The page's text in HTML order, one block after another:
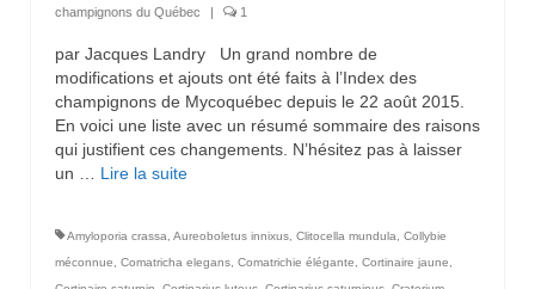
champignons du Québec
1
par Jacques Landry Un grand nombre de
modifications et ajouts ont été faits à l’Index des
champignons de Mycoquébec depuis le 22 août 2015.
En voici une liste avec un résumé sommaire des raisons
qui justifient ces changements. N’hésitez pas à laisser
un … Lire la suite­­
Amyloporia crassa, Aureoboletus innixus, Clitocella mundula, Collybie
méconnue, Comatricha elegans, Comatrichie élégante, Cortinaire jaune,